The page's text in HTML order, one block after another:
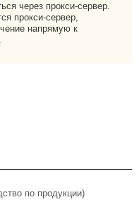
через прокси-сервер.
прокси-сервер,
напрямую к
по продукции)